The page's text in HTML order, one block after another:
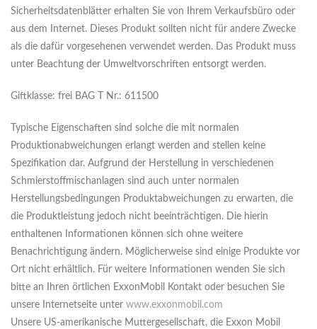
Sicherheitsdatenblätter erhalten Sie von Ihrem Verkaufsbüro oder
aus dem Internet. Dieses Produkt sollten nicht für andere Zwecke
als die dafür vorgesehenen verwendet werden. Das Produkt muss
unter Beachtung der Umweltvorschriften entsorgt werden.
Giftklasse: frei BAG T Nr.: 611500
Typische Eigenschaften sind solche die mit normalen
Produktionabweichungen erlangt werden and stellen keine
Spezifikation dar. Aufgrund der Herstellung in verschiedenen
Schmierstoffmischanlagen sind auch unter normalen
Herstellungsbedingungen Produktabweichungen zu erwarten, die
die Produktleistung jedoch nicht beeinträchtigen. Die hierin
enthaltenen Informationen können sich ohne weitere
Benachrichtigung ändern. Möglicherweise sind einige Produkte vor
Ort nicht erhältlich. Für weitere Informationen wenden Sie sich
bitte an Ihren örtlichen ExxonMobil Kontakt oder besuchen Sie
unsere Internetseite unter www.exxonmobil.com
Unsere US-amerikanische Muttergesellschaft, die Exxon Mobil